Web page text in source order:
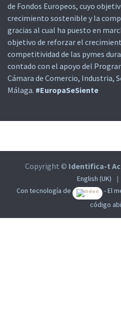
de Fondos Europeos, cuyo
crecimiento sostenible y la
gracias al cual ha puesto en
objetivo de reforzar el
competitividad de las pymes
contado con el apoyo del
Cámara de Comercio, Industria,
Málaga. #EuropaSeSiente
Copyright © Identifica-t
English (UK) |
Con tecnología de
- El
código